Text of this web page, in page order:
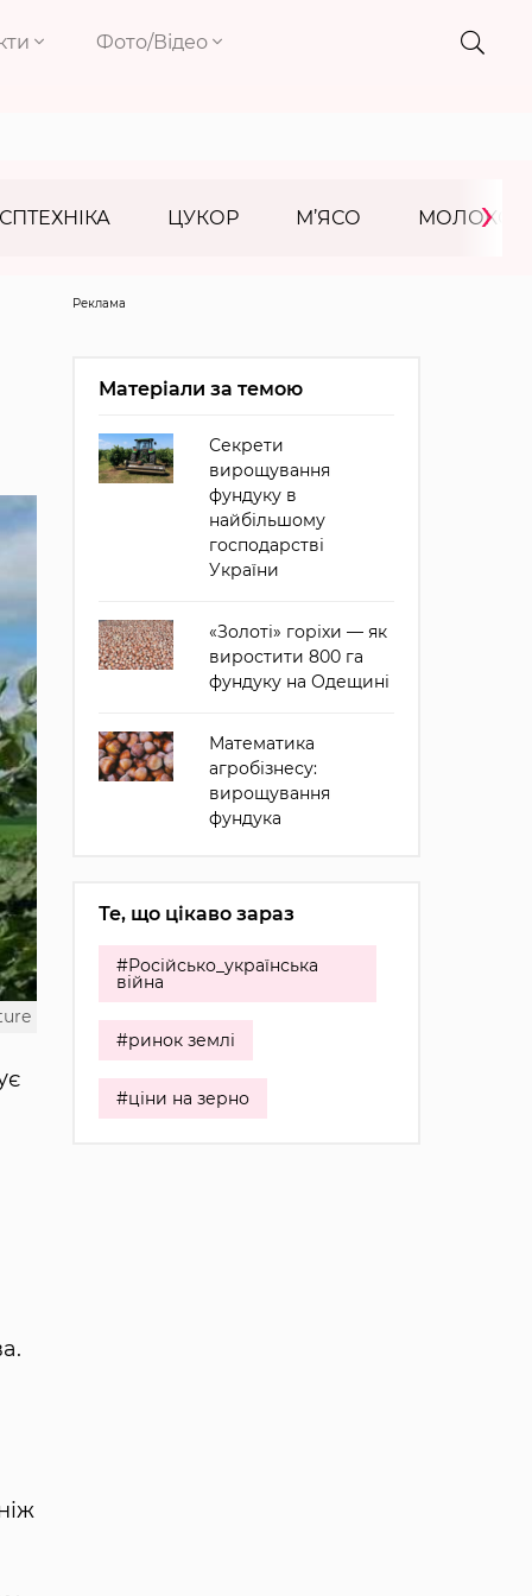
Фото/Відео
ЦУКОР М’ЯСО МОЛОКО
›
Реклама
Матеріали за темою
Секрети
вирощування
фундуку в
найбільшому
господарстві
України
«Золоті» горіхи — як
виростити 800 га
фундуку на Одещині
Математика
агробізнесу:
вирощування
фундука
Те, що цікаво зараз
#Російсько_українська
війна
#ринок землі
#ціни на зерно